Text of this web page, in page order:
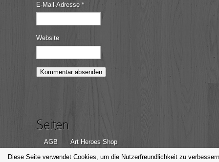
E-Mail-Adresse *
Website
Seiten
AGB
Art Heroes Shop
Datenschutzerklärung
Disclaimer
Diese Seite verwendet Cookies, um die Nutzerfreundlichkeit zu